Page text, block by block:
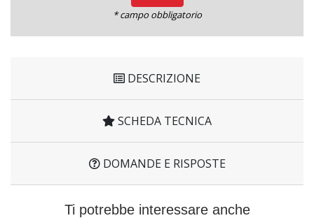
* campo obbligatorio
DESCRIZIONE
SCHEDA TECNICA
DOMANDE E RISPOSTE
Ti potrebbe interessare anche